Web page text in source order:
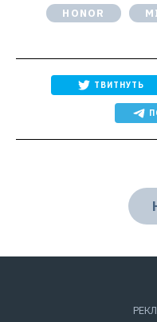
HONOR
ТВИТНУТЬ